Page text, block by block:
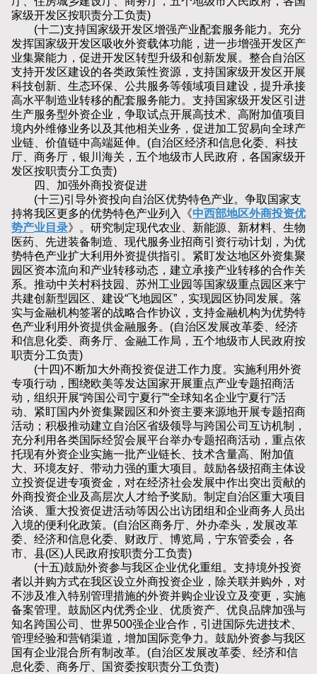
家级开发区按职责分工负责)
(十二)支持国家级开发区增强产业配套服务能力。充分
发挥国家级开发区吸收外资载体功能，进一步增强开发区产
业集聚能力，促进开发区转型升级和创新发展。整合自治区
支持开发区建设的各类政策性资源，支持国家级开发区开展
科技创新、生态环保、公共服务等领域项目建设，提升承接
高水平制造业转移的配套服务能力。支持国家级开发区引进
生产服务型外资企业，争取试点开展高技术、高附加值项目
境内外维修业务以及其他相关业务，促进加工贸易向全球产
业链、价值链中高端延伸。(自治区经济和信息化委、科技
厅、商务厅，银川海关，五个地级市人民政府，各国家级开
发区按职责分工负责)
四、加强外商投资促进
(十三)引导外资投向自治区优势特色产业。争取国家支
持将我区更多的优势特色产业列入《中西部地区外商投资优
势产业目录》。研究制定现代农业、新能源、新材料、生物
医药、先进装备制造、现代服务业招商引资行动计划，为优
势特色产业扩大利用外资提供指引。紧盯发达地区外资集聚
园区资本流向和产业转移动态，建立承接产业转移的合作关
系。推动中关村科技园、苏州工业园等国家级重点园区来宁
共建创新型园区、建设“飞地园区”，实现园区协同发展。落
实与金融机构签署的战略合作协议，支持金融机构为优势特
色产业利用外资提供金融服务。(自治区发展改革委、经济
和信息化委、商务厅、金融工作局，五个地级市人民政府按
职责分工负责)
(十四)不断加大外商投资促进工作力度。实施利用外资
专项行动，围绕欧美等发达国家开展重点产业专题招商活
动，组织开展“跨国公司宁夏行”“全球知名企业宁夏行”活
动、紧盯国内外资集聚园区和外资主要来源地开展专题招商
活动；积极推动建立自治区省级领导与跨国公司互访机制，
充分利用各类国际经贸会展平台举办专题招商活动，重点依
托现有外资企业实施一批产业链长、技术含量高、附加值
大、环境友好、带动力强的重大项目。鼓励各级招商主体设
立投资促进专项资金，对在经济社会发展中作出突出贡献的
外商投资企业及高层次人才给予奖励。制定自治区重大项目
洽谈、重大投资促进活动等因公出访团组和企业商务人员出
入境的便利化政策。(自治区商务厅、外办牵头，发展改革
委、经济和信息化委、财政厅、博览局，宁东管委会，各
市、县(区)人民政府按职责分工负责)
(十五)鼓励外资参与我区企业优化重组。支持境外投资
者以并购方式在我区设立外商投资企业，除关联并购外，对
不涉及准入特别管理措施的外资并购企业设立及变更，实施
备案管理。鼓励区内优秀企业、优质资产、优良品牌加强与
知名跨国公司、世界500强企业合作，引进国际先进技术、
管理经验和营销渠道，增加国际竞争力。鼓励外资参与我区
国有企业混合所有制改革。(自治区发展改革委、经济和信
息化委、商务厅、国资委按职责分工负责)